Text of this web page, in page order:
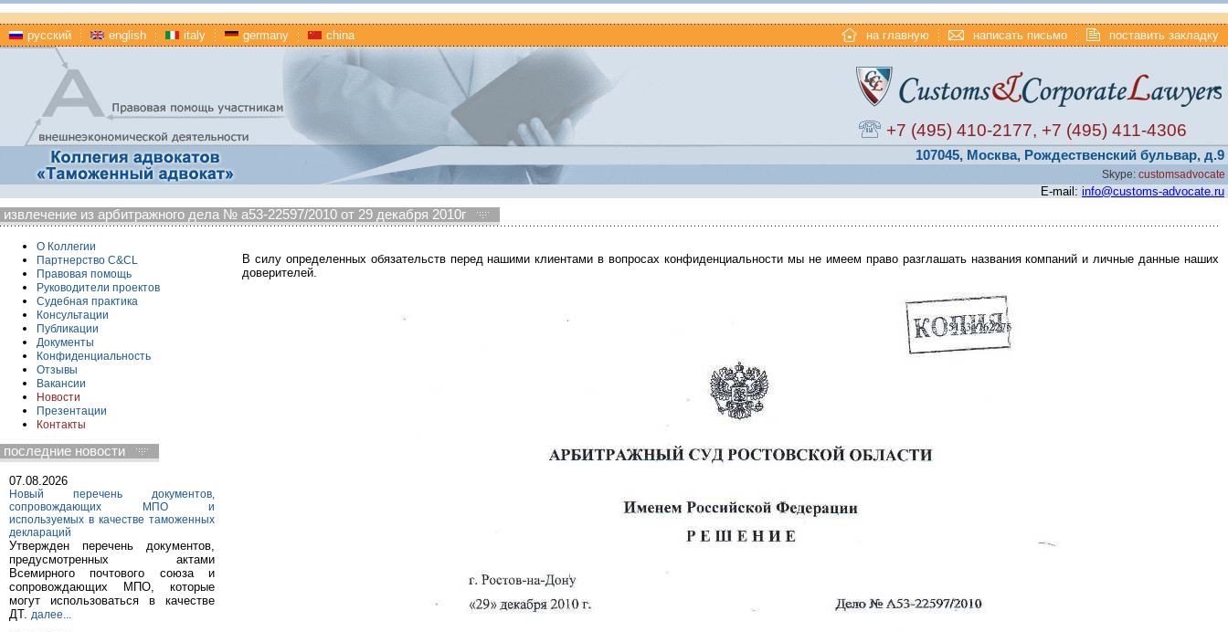
русский english italy germany china на главную написать письмо поставить закладку
+7 (495) 410-2177, +7 (495) 411-4306
107045, Москва, Рождественский бульвар, д.9
Skype: customsadvocate
E-mail: info@customs-advocate.ru
извлечение из арбитражного дела № а53-22597/2010 от 29 декабря 2010г
О Коллегии
Партнерство C&CL
Правовая помощь
Руководители проектов
Судебная практика
Консультации
Публикации
Документы
Конфиденциальность
Отзывы
Вакансии
Новости
Презентации
Контакты
последние новости
07.08.2026
Новый перечень документов,
сопровождающих МПО и
используемых в качестве таможенных
деклараций
Утвержден перечень документов,
предусмотренных актами
Всемирного почтового союза и
сопровождающих МПО, которые
могут использоваться в качестве
ДТ. далее...
В силу определенных обязательств перед нашими клиентами в вопросах конфиденциальности мы не имеем право разглашать названия компаний и личные данные наших
доверителей.